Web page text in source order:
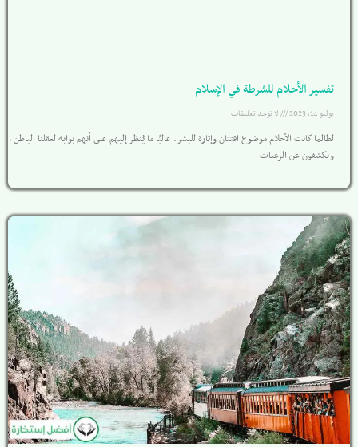
تفسير الأحلام للشرطة في الإسلام
يوليو 14, 2023 لا توجد تعليقات
لطالما كانت الأحلام موضوع افتتان وإثارة للبشر. غالبًا ما يُنظر إليهم على أنهم بوابة لعقلنا الباطن ،
ويكشفون عن الرغبات